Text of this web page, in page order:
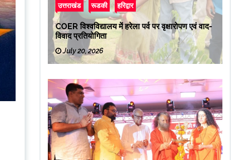
उत्तराखंड रूडकी हरिद्वार
COER विश्वविद्यालय में हरेला पर्व पर वृक्षारोपण एवं वाद-
विवाद प्रतियोगिता
July 20, 2026